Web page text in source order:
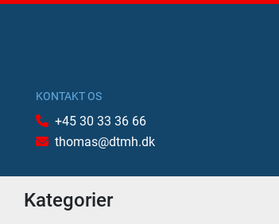
KONTAKT OS
+45 30 33 36 66
thomas@dtmh.dk
Kategorier